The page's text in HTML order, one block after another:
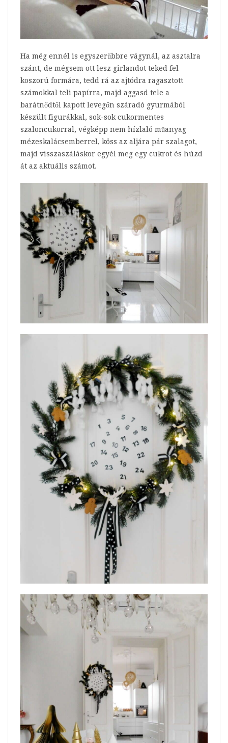
Ha még ennél is egyszerűbbre vágynál, az asztalra
szánt, de mégsem ott lesz girlandot teked fel
koszorú formára, tedd rá az ajtódra ragasztott
számokkal teli papírra, majd aggasd tele a
barátnődtől kapott levegőn száradó gyurmából
készült figurákkal, sok-sok cukormentes
szaloncukorral, végképp nem hízlaló műanyag
mézeskalácsemberrel, köss az aljára pár szalagot,
majd visszaszáláskor egyél meg egy cukrot és húzd
át az aktuális számot.